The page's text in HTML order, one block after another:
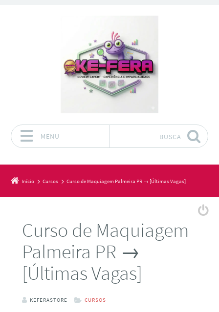
MENU BUSCA
Início Cursos Curso de Maquiagem Palmeira PR → [Últimas Vagas]
Curso de Maquiagem
Palmeira PR →
[Últimas Vagas]
KEFERASTORE CURSOS